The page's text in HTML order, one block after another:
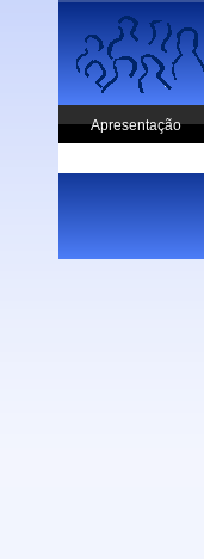
Skip to main content
Apresentação